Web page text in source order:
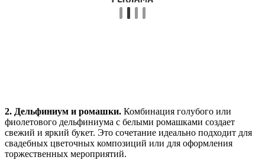
2. Дельфиниум и ромашки. Комбинация голубого или
фиолетового дельфиниума с белыми ромашками создает
свежий и яркий букет. Это сочетание идеально подходит для
свадебных цветочных композиций или для оформления
торжественных мероприятий.